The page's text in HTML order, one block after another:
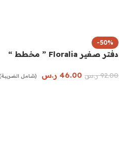
-50%
دفتر صغير Floralia ” مخطط “
92.00 ر.س 46.00 ر.س (شامل